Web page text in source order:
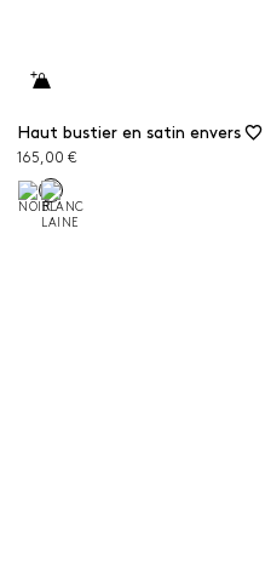
Haut bustier en satin envers
165,00 €